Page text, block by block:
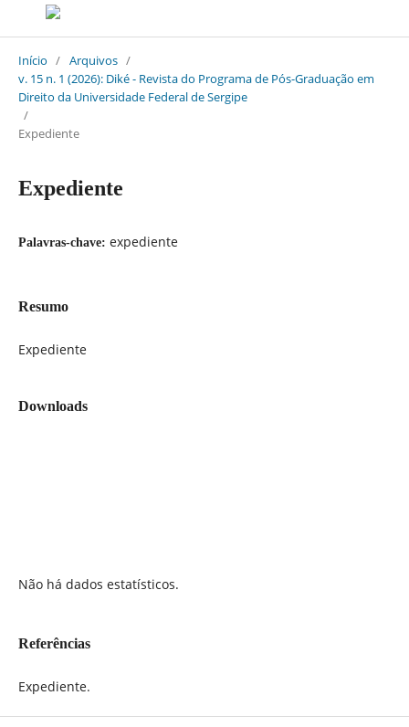
Início / Arquivos /
v. 15 n. 1 (2026): Diké - Revista do Programa de Pós-Graduação em
Direito da Universidade Federal de Sergipe
/
Expediente
Expediente
Palavras-chave: expediente
Resumo
Expediente
Downloads
Não há dados estatísticos.
Referências
Expediente.